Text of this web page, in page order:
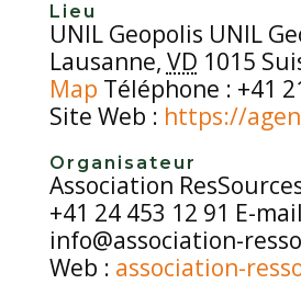
Lieu
UNIL Geopolis UNIL
Lausanne, VD 1015
Map Téléphone : +41
Site Web : https://
Organisateur
Association
+41 24 453 12 91 E-
info@association-
Web : association-